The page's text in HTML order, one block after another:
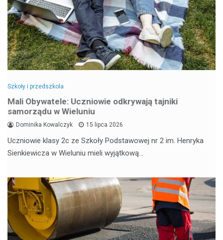
Szkoły i przedszkola
Mali Obywatele: Uczniowie odkrywają tajniki
samorządu w Wieluniu
Dominika Kowalczyk 15 lipca 2026
Uczniowie klasy 2c ze Szkoły Podstawowej nr 2 im. Henryka
Sienkiewicza w Wieluniu mieli wyjątkową…